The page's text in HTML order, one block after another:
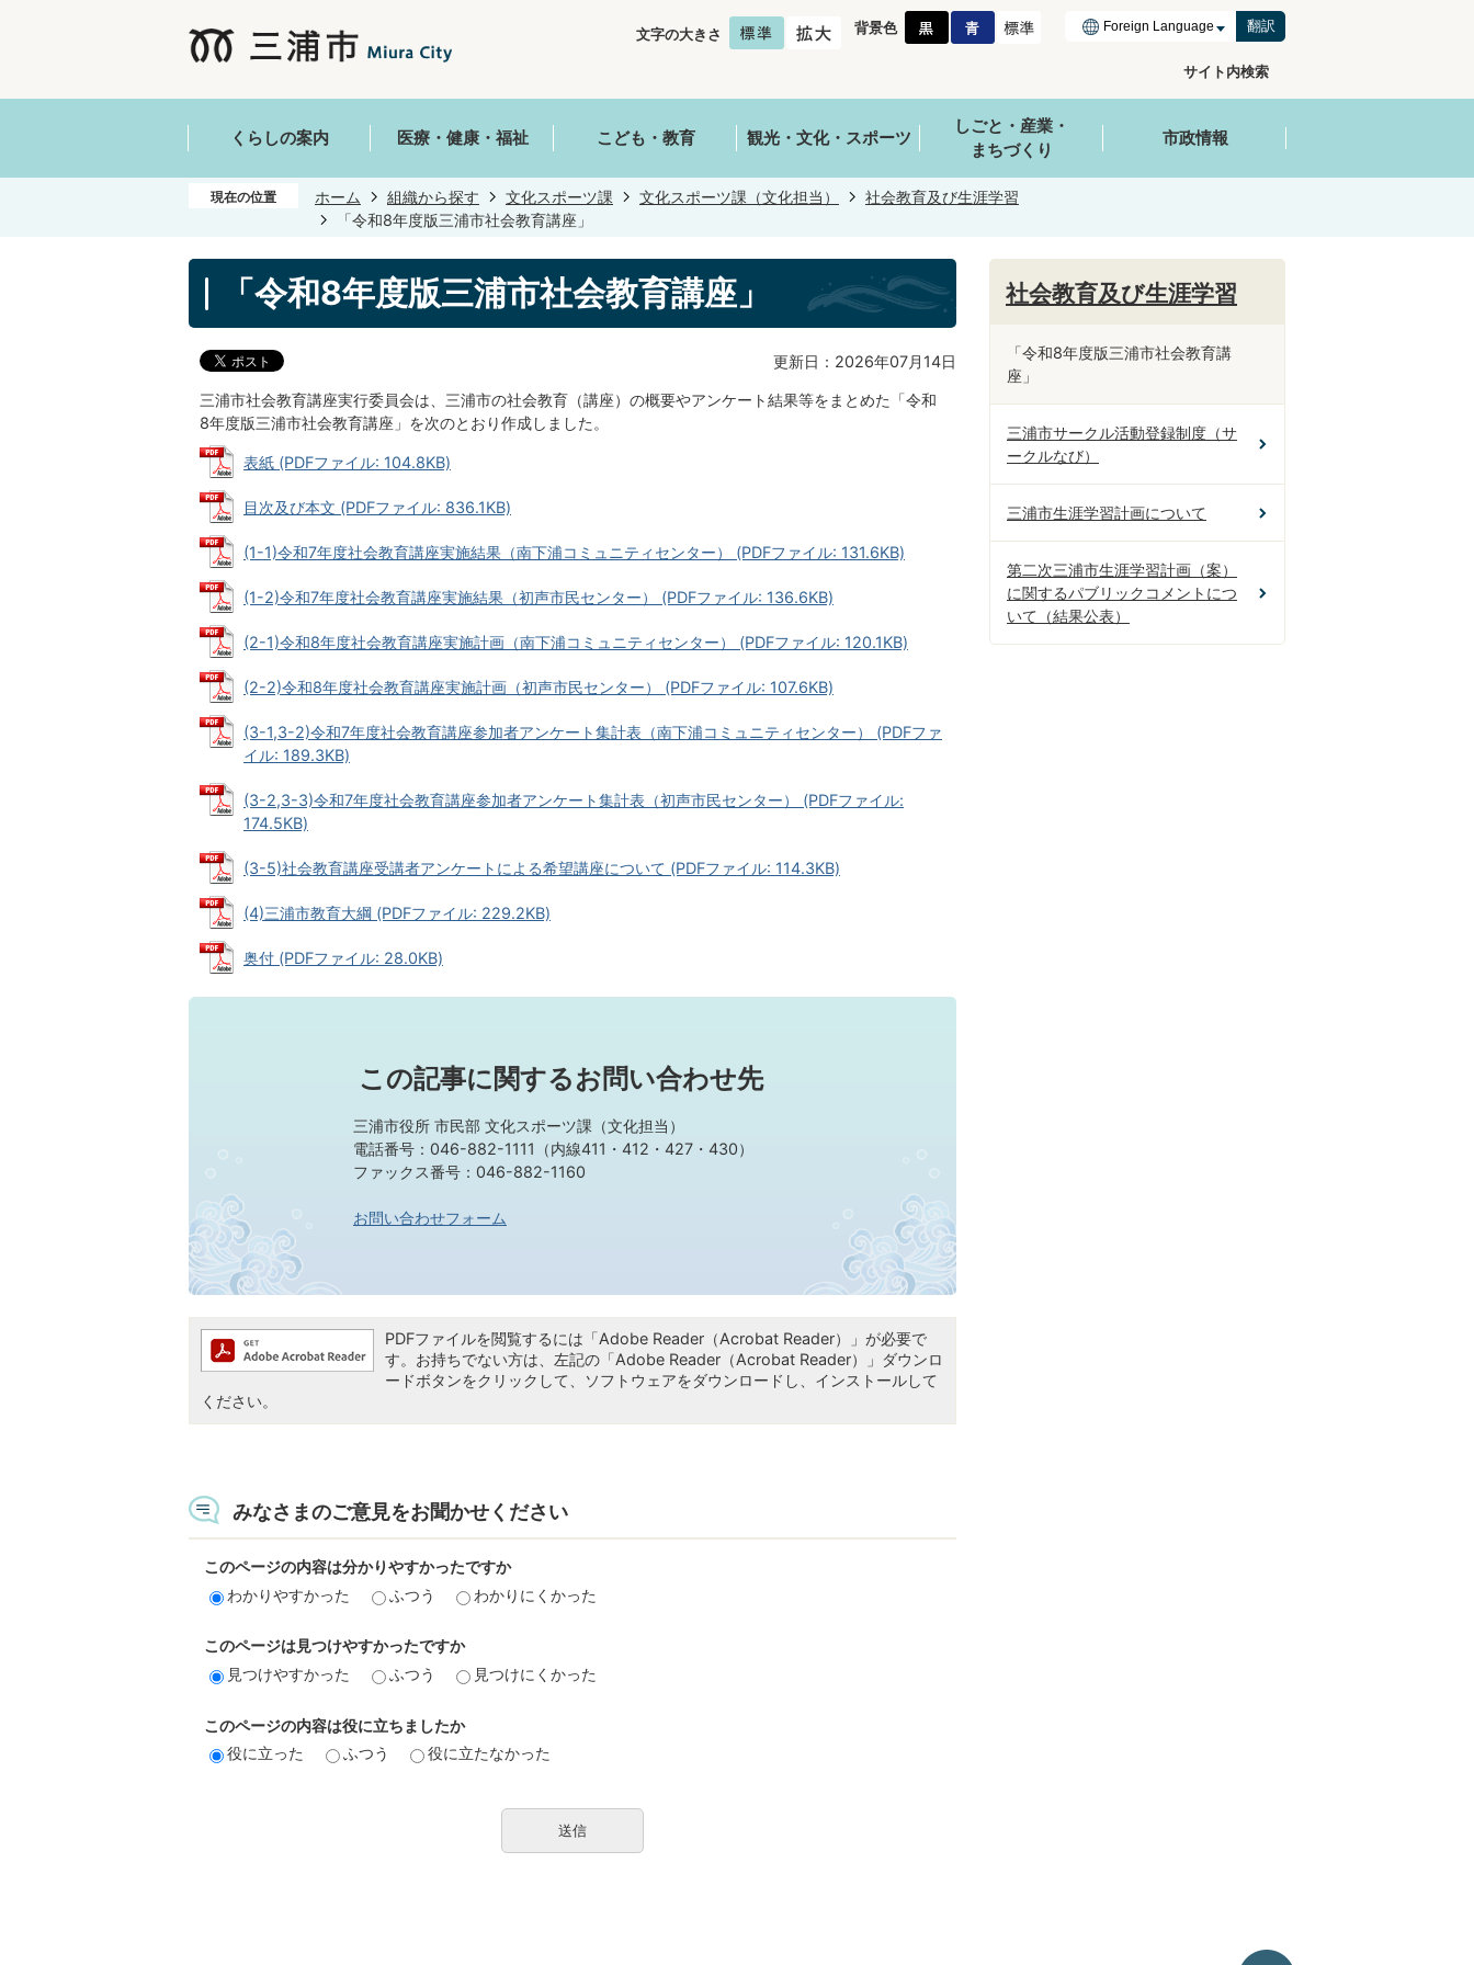
文字の大きさ 背景色 翻訳
サイト内検索
くらしの案内 医療・健康・福祉 こども・教育 観光・文化・スポーツ
しごと・産業・
まちづくり
市政情報
現在の位置 ホーム 組織から探す 文化スポーツ課 文化スポーツ課（文化担当）
社会教育及び生涯学習
「令和8年度版三浦市社会教育講座」
「令和8年度版三浦市社会教育講座」
更新日：2026年07月14日
三浦市社会教育講座実行委員会は、三浦市の社会教育（講座）の概要やアンケート結果等をまとめた「令和
8年度版三浦市社会教育講座」を次のとおり作成しました。
表紙 (PDFファイル: 104.8KB)
目次及び本文 (PDFファイル: 836.1KB)
(1-1)令和7年度社会教育講座実施結果（南下浦コミュニティセンター） (PDFファイル: 131.6KB)
(1-2)令和7年度社会教育講座実施結果（初声市民センター） (PDFファイル: 136.6KB)
(2-1)令和8年度社会教育講座実施計画（南下浦コミュニティセンター） (PDFファイル: 120.1KB)
(2-2)令和8年度社会教育講座実施計画（初声市民センター） (PDFファイル: 107.6KB)
(3-1,3-2)令和7年度社会教育講座参加者アンケート集計表（南下浦コミュニティセンター） (PDFファ
イル: 189.3KB)
(3-2,3-3)令和7年度社会教育講座参加者アンケート集計表（初声市民センター） (PDFファイル:
174.5KB)
(3-5)社会教育講座受講者アンケートによる希望講座について (PDFファイル: 114.3KB)
(4)三浦市教育大綱 (PDFファイル: 229.2KB)
奥付 (PDFファイル: 28.0KB)
この記事に関するお問い合わせ先
三浦市役所 市民部 文化スポーツ課（文化担当）
電話番号：046-882-1111（内線411・412・427・430）
ファックス番号：046-882-1160
お問い合わせフォーム
PDFファイルを閲覧するには「Adobe Reader（Acrobat Reader）」が必要で
す。お持ちでない方は、左記の「Adobe Reader（Acrobat Reader）」ダウンロ
ードボタンをクリックして、ソフトウェアをダウンロードし、インストールして
ください。
みなさまのご意見をお聞かせください
このページの内容は分かりやすかったですか
わかりやすかった
ふつう わかりにくかった
このページは見つけやすかったですか
見つけやすかった
ふつう 見つけにくかった
このページの内容は役に立ちましたか
役に立った
ふつう 役に立たなかった
社会教育及び生涯学習
「令和8年度版三浦市社会教育講
座」
三浦市サークル活動登録制度（サ
ークルなび）
三浦市生涯学習計画について
第二次三浦市生涯学習計画（案）
に関するパブリックコメントにつ
いて（結果公表）